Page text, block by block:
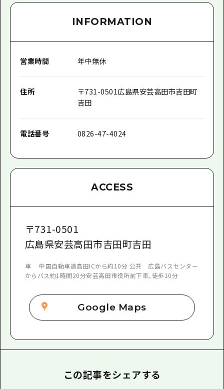
INFORMATION
営業時間 年中無休
住所 〒731-0501広島県安芸高田市吉田町
吉田
電話番号 0826-47-4024
ACCESS
〒731-0501
広島県安芸高田市吉田町吉田
車 中国自動車道高田ICから約10分 公共 広島バスセンター
からバス約1時間20分安芸高田市役所前下車、徒歩10分
Google Maps
この記事をシェアする